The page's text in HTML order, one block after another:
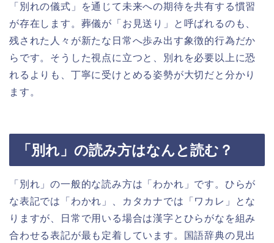
「別れの儀式」を通じて未来への期待を共有する慣習
が存在します。葬儀が「お見送り」と呼ばれるのも、
残された人々が新たな日常へ歩み出す象徴的行為だか
らです。そうした視点に立つと、別れを必要以上に恐
れるよりも、丁寧に受けとめる姿勢が大切だと分かり
ます。
「別れ」の読み方はなんと読む？
「別れ」の一般的な読み方は「わかれ」です。ひらが
な表記では「わかれ」、カタカナでは「ワカレ」とな
りますが、日常で用いる場合は漢字とひらがなを組み
合わせる表記が最も定着しています。国語辞典の見出